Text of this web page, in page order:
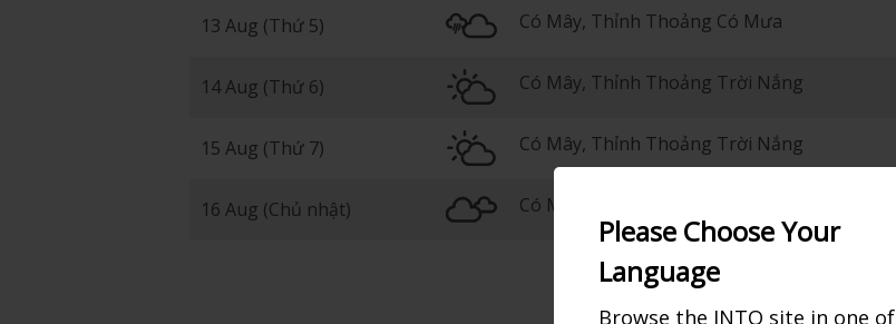
Please Choose Your
Language
Browse the JNTO site in one of
13 Aug (Thứ 5) Có Mây, Thỉnh Thoảng Có Mưa
14 Aug (Thứ 6) Có Mây, Thỉnh Thoảng Trời Nắng
15 Aug (Thứ 7) Có Mây, Thỉnh Thoảng Trời Nắng
16 Aug (Chủ nhật) Có Mây